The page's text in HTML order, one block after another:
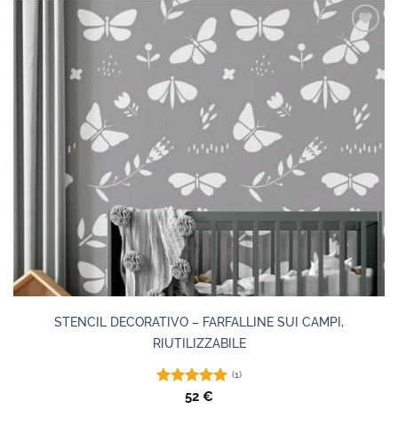
STENCIL DECORATIVO – FARFALLINE SUI CAMPI,
RIUTILIZZABILE
Valutato
(1)
52 €